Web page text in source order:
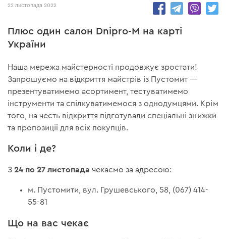
22 листопада 2022
Плюс один салон Dnipro-M на карті
України
Наша мережа майстерності продовжує зростати!
Запрошуємо на відкриття майстрів із Пустомит —
презентуватимемо асортимент, тестуватимемо
інструменти та спілкуватимемося з однодумцями. Крім
того, на честь відкриття підготували спеціальні знижки
та пропозиції для всіх покупців.
Коли і де?
З24 по 27 листопада чекаємо за адресою:
м. Пустомити, вул. Грушевського, 58, (067) 414-
55-81
Що на вас чекає